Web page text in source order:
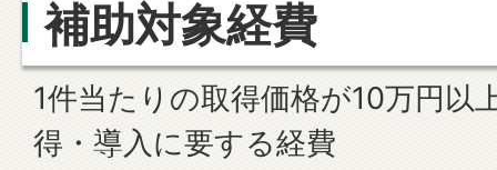
補助対象経費
1件当たりの取得価格が10万円以
得・導入に要する経費